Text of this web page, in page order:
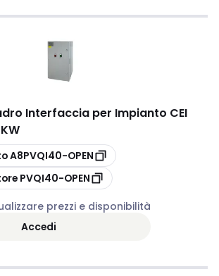
Interfaccia per Impianto CEI
A8PVQI40-OPEN
PVQI40-OPEN
prezzi e disponibilità
Accedi